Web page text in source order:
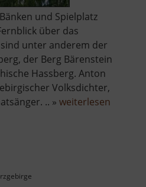
und Spielplatz
über das
unter anderem der
der Berg Bärenstein
Hassberg. Anton
Volksdichter,
.. » weiterlesen